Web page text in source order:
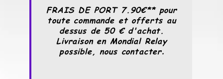
FRAIS DE PORT 7.90€** pour
toute commande et offerts au
dessus de 50 € d'achat.
Livraison en Mondial Relay
possible, nous contacter.